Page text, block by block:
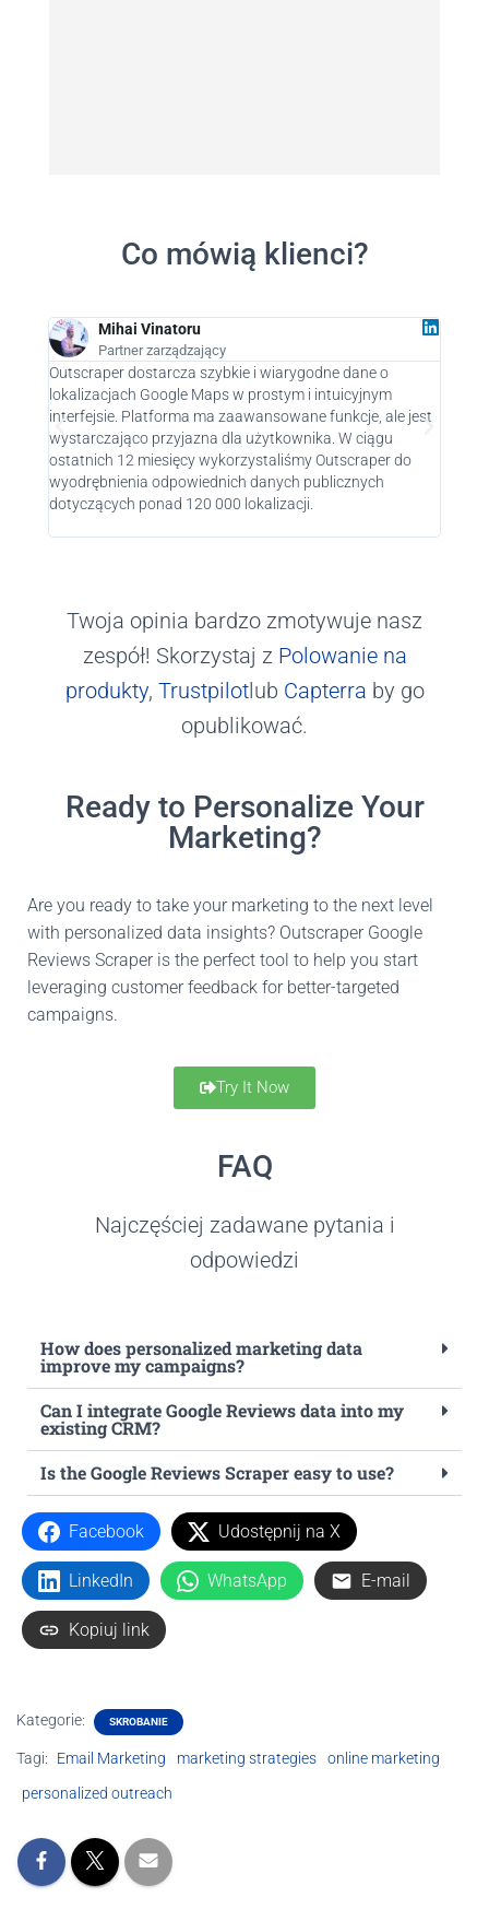
Co mówią klienci?
Mihai Vinatoru
Partner zarządzający
Outscraper dostarcza szybkie i wiarygodne dane o
lokalizacjach Google Maps w prostym i intuicyjnym
interfejsie. Platforma ma zaawansowane funkcje, ale jest
wystarczająco przyjazna dla użytkownika. W ciągu
ostatnich 12 miesięcy wykorzystaliśmy Outscraper do
wyodrębnienia odpowiednich danych publicznych
dotyczących ponad 120 000 lokalizacji.
Twoja opinia bardzo zmotywuje nasz
zespół! Skorzystaj z Polowanie na
produkty, Trustpilotlub Capterra by go
opublikować.
Ready to Personalize Your
Marketing?
Are you ready to take your marketing to the next level
with personalized data insights? Outscraper Google
Reviews Scraper is the perfect tool to help you start
leveraging customer feedback for better-targeted
campaigns.
Try It Now
FAQ
Najczęściej zadawane pytania i
odpowiedzi
How does personalized marketing data
improve my campaigns?
Can I integrate Google Reviews data into my
existing CRM?
Is the Google Reviews Scraper easy to use?
Facebook Udostępnij na X
LinkedIn WhatsApp E-mail
Kopiuj link
Kategorie: SKROBANIE
Tagi: Email Marketing marketing strategies
online marketing
personalized outreach